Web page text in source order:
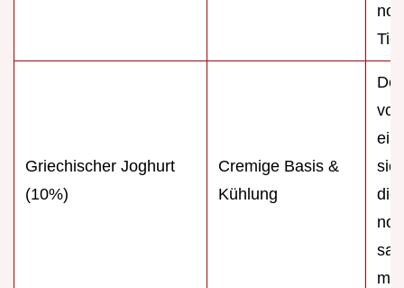
Griechischer Joghurt
(10%)
Cremige Basis &
Kühlung
ein
die